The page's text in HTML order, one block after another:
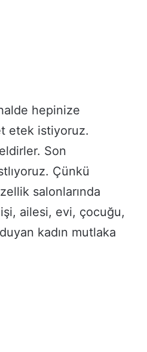
hepinize
etek istiyoruz.
Son
Çünkü
salonlarında
ailesi, evi, çocuğu,
kadın mutlaka